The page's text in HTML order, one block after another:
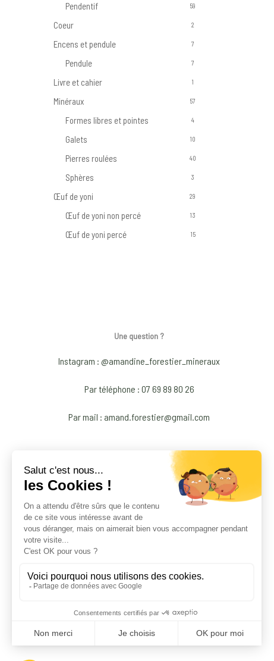
Pendentif 59
Coeur 2
Encens et pendule 7
Pendule 7
Livre et cahier 1
Minéraux 57
Formes libres et pointes 4
Galets 10
Pierres roulées 40
Sphères 3
Œuf de yoni 29
Œuf de yoni non percé 13
Œuf de yoni percé 15
Une question ?
Instagram : @amandine_forestier_mineraux
Par téléphone : 07 69 89 80 26
Par mail : amand.forestier@gmail.com